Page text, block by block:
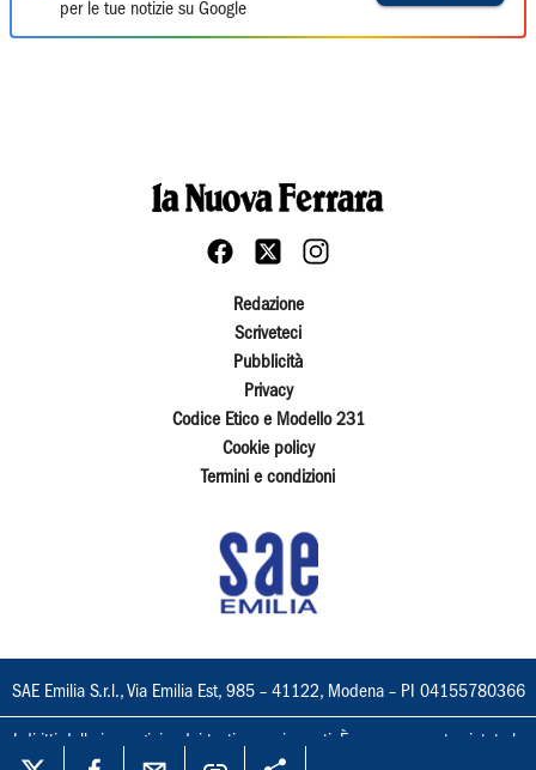
per le tue notizie su Google
Redazione
Scriveteci
Pubblicità
Privacy
Codice Etico e Modello 231
Cookie policy
Termini e condizioni
SAE Emilia S.r.l., Via Emilia Est, 985 – 41122, Modena – PI 04155780366
I diritti delle immagini e dei testi sono riservati. È espressamente vietata la